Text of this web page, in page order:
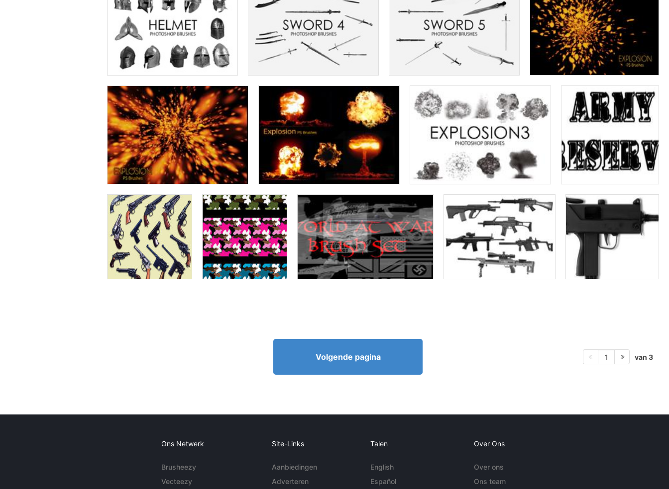
Volgende pagina 1 van 3
Ons Netwerk
Brusheezy
Vecteezy
Site-Links
Aanbiedingen
Adverteren
Talen
English
Español
Over Ons
Over ons
Ons team